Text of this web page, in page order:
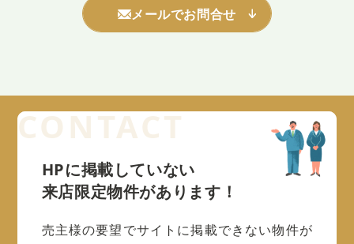
メールでお問合せ
HPに掲載していない
来店限定物件があります！
売主様の要望でサイトに掲載できない物件が